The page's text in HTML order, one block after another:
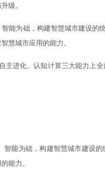
级。
能为础，构建智慧城市建设的
慧城市应用的能力。
进化、认知计算三大能力上
能为础，构建智慧城市建设
能力。